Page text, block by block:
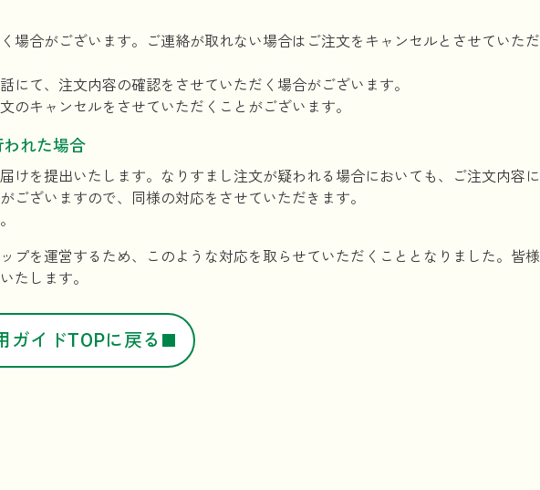
場合がございます。ご連絡が取れない場合はご注文をキャンセルとさせていただ
にて、注文内容の確認をさせていただく場合がございます。
のキャンセルをさせていただくことがございます。
われた場合
けを提出いたします。なりすまし注文が疑われる場合においても、ご注文内容に
ざいますので、同様の対応をさせていただきます。
プを運営するため、このような対応を取らせていただくこととなりました。皆様
たします。
ガイドTOPに戻る